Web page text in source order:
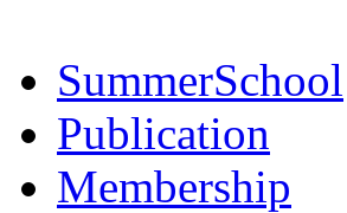
SummerSchool
Publication
Membership